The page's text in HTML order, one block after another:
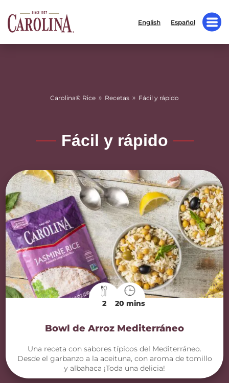
English Español
Carolina® Rice » Recetas » Fácil y rápido
Fácil y rápido
2 20 mins
Bowl de Arroz Mediterráneo
Una receta con sabores típicos del Mediterráneo.
Desde el garbanzo a la aceituna, con aroma de tomillo
y albahaca ¡Toda una delicia!